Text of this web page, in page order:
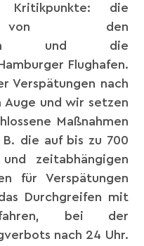
Kritikpunkte: die
von den
und die
Flughafen.
Verspätungen nach
Auge und wir setzen
Maßnahmen
die auf bis zu 700
zeitabhängigen
für Verspätungen
Durchgreifen mit
bei der
nach 24 Uhr.